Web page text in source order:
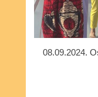
08.09.2024.